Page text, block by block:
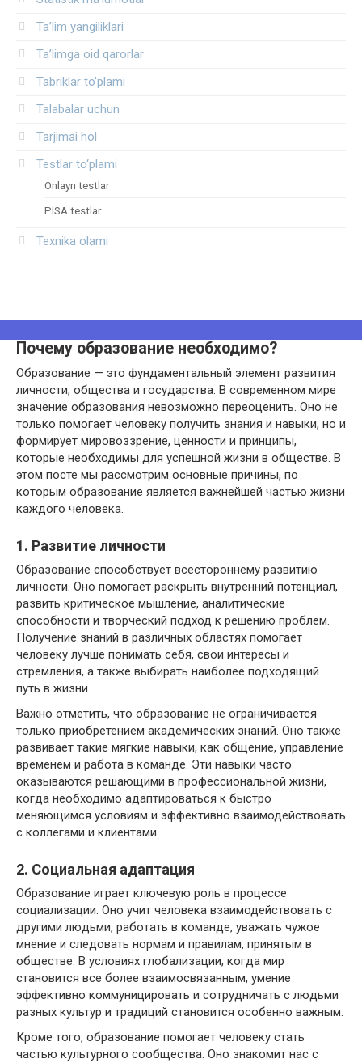
Ta’lim yangiliklari
Ta’limga oid qarorlar
Tabriklar to'plami
Talabalar uchun
Tarjimai hol
Testlar to‘plami
Onlayn testlar
PISA testlar
Texnika olami
Почему образование необходимо?
Образование — это фундаментальный элемент развития
личности, общества и государства. В современном мире
значение образования невозможно переоценить. Оно не
только помогает человеку получить знания и навыки, но и
формирует мировоззрение, ценности и принципы,
которые необходимы для успешной жизни в обществе. В
этом посте мы рассмотрим основные причины, по
которым образование является важнейшей частью жизни
каждого человека.
1. Развитие личности
Образование способствует всестороннему развитию
личности. Оно помогает раскрыть внутренний потенциал,
развить критическое мышление, аналитические
способности и творческий подход к решению проблем.
Получение знаний в различных областях помогает
человеку лучше понимать себя, свои интересы и
стремления, а также выбирать наиболее подходящий
путь в жизни.
Важно отметить, что образование не ограничивается
только приобретением академических знаний. Оно также
развивает такие мягкие навыки, как общение, управление
временем и работа в команде. Эти навыки часто
оказываются решающими в профессиональной жизни,
когда необходимо адаптироваться к быстро
меняющимся условиям и эффективно взаимодействовать
с коллегами и клиентами.
2. Социальная адаптация
Образование играет ключевую роль в процессе
социализации. Оно учит человека взаимодействовать с
другими людьми, работать в команде, уважать чужое
мнение и следовать нормам и правилам, принятым в
обществе. В условиях глобализации, когда мир
становится все более взаимосвязанным, умение
эффективно коммуницировать и сотрудничать с людьми
разных культур и традиций становится особенно важным.
Кроме того, образование помогает человеку стать
частью культурного сообщества. Оно знакомит нас с